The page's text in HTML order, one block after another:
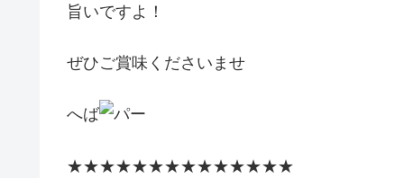
旨いですよ！
ぜひご賞味くださいませ
へば
★★★★★★★★★★★★★★